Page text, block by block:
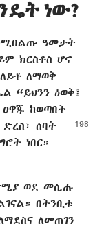
ነው?
ዓመታት
ክርስቶስ ሆኖ
ለማወቅ
“ይህንን ዕወቅ፤
ከወጣበት
ሰባት
ነበር።—
ወደ መሲሑ
በትንቢቱ
ለመጠገን